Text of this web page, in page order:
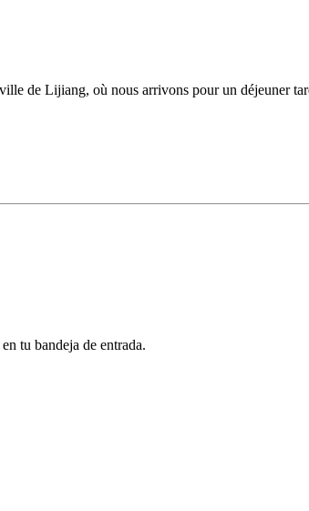
de Lijiang, où nous arrivons pour un déjeuner
tu bandeja de entrada.